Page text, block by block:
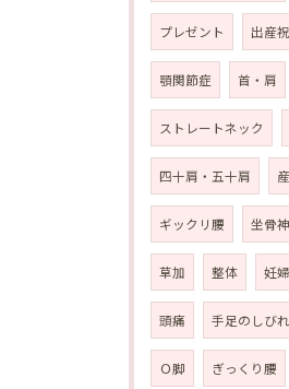
プレゼント 出産
顎関節症 首・肩
ストレートネック
四十肩・五十肩
ギックリ腰 坐骨
草加 整体 妊婦
頭痛 手足のしびれ
Ｏ脚 ぎっくり腰